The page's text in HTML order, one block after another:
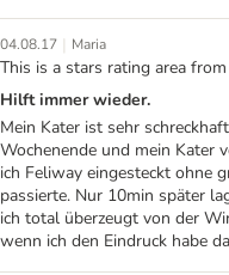
04.08.17 | Maria
This is a stars rating area
Hilft immer wieder.
Mein Kater ist sehr
Wochenende und mein Kater
ich Feliway eingesteckt ohne
passierte. Nur 10min später
ich total überzeugt von der
wenn ich den Eindruck habe